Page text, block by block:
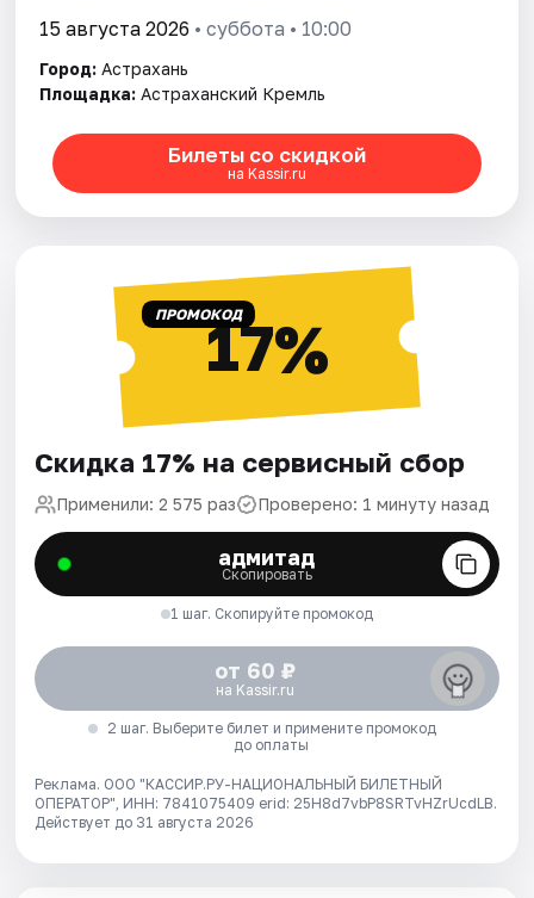
15 августа 2026 • суббота • 10:00
Город: Астрахань
Площадка: Астраханский Кремль
Билеты со скидкой
на Kassir.ru
ПРОМОКОД17%
Скидка 17% на сервисный сбор
Применили: 2 575 раз Проверено: 1 минуту назад
адмитад
Скопировать
1 шаг. Скопируйте промокод
от 60 ₽
на Kassir.ru
2 шаг. Выберите билет и примените промокод
до оплаты
Реклама. ООО "КАССИР.РУ-НАЦИОНАЛЬНЫЙ БИЛЕТНЫЙ
ОПЕРАТОР", ИНН: 7841075409 erid: 25H8d7vbP8SRTvHZrUcdLB.
Действует до 31 августа 2026